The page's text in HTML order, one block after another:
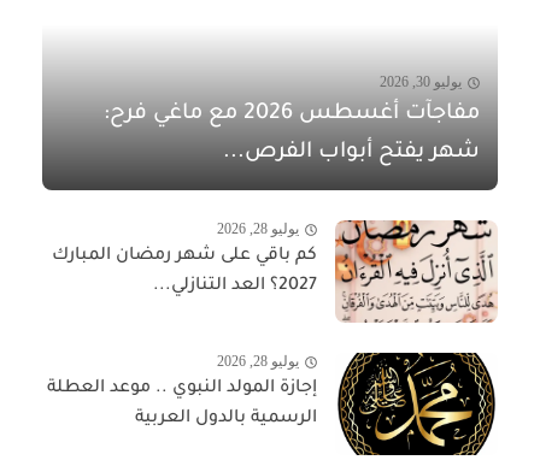
يوليو 30, 2026
مفاجآت أغسطس 2026 مع ماغي فرح:
شهر يفتح أبواب الفرص...
يوليو 28, 2026
كم باقي على شهر رمضان المبارك
2027؟ العد التنازلي...
يوليو 28, 2026
إجازة المولد النبوي .. موعد العطلة
الرسمية بالدول العربية